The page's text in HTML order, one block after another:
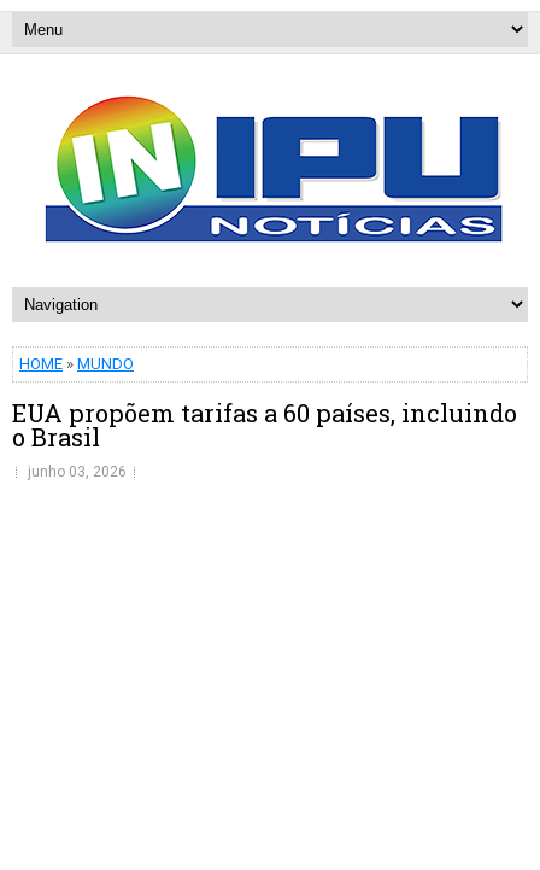
HOME » MUNDO
EUA propõem tarifas a 60 países, incluindo
o Brasil
junho 03, 2026